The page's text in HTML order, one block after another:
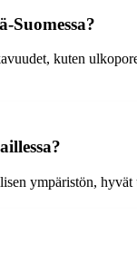
kuten
ympäristön,